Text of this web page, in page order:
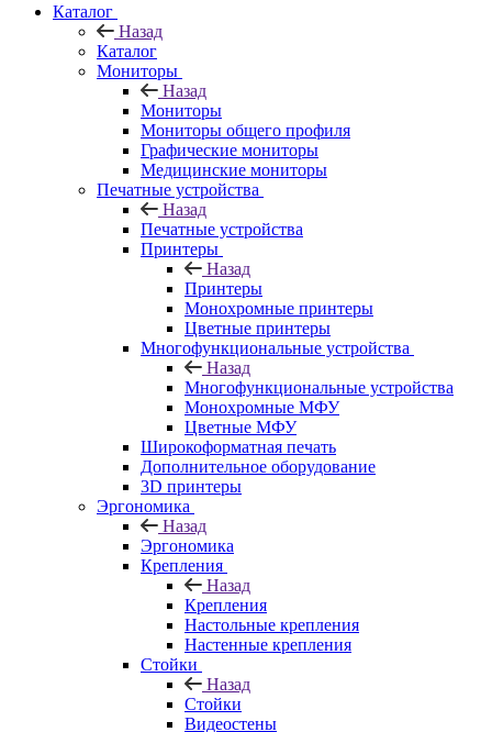
Каталог
Назад
Каталог
Мониторы
Назад
Мониторы
Мониторы общего профиля
Графические мониторы
Медицинские мониторы
Печатные устройства
Назад
Печатные устройства
Принтеры
Назад
Принтеры
Моноxромныe принтеры
Цвeтныe принтеры
Многофункциональные устройства
Назад
Многофункциональные устройства
Монохромные МФУ
Цветные МФУ
Широкоформатная печать
Дополнительное оборудование
3D принтеры
Эргономика
Назад
Эргономика
Крепления
Назад
Крепления
Настольные крепления
Настенные крепления
Стойки
Назад
Стойки
Видеостены